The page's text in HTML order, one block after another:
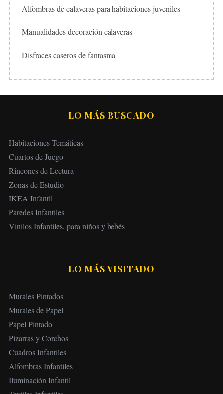
Alfombras de calaveras para habitaciones juveniles
Manualidades decoración calaveras
Disfraces caseros de fantasma
LO MÁS BUSCADO
Habitaciones Temáticas
Cuartos de Juego
Rincones de Lectura
Zonas de Estudio
IKEA Infantil
Paredes Infantiles
Vinilos Infantiles, para niños y bebés
LO MÁS VISITADO
Murales Pintados
Murales de Papel
Papel Pintado
Pizarras y Corchos
Cuadros Infantiles
Alfombras Infantiles
Iluminación Infantil